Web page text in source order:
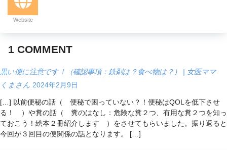
Website
1 COMMENT
黒い便に注意です！（確認事項：鉄剤は？食べ物は？） | 女医ママ
くまさん 2024年2月9日
[…] 以前便秘の話（ 便秘で困っていない？！便秘はQOLを低下させ
る！ ）や糞の話（ 糞のはなし：危険な糞２つ、有用な糞２つを知っ
ておこう！絵本２冊紹介します ）をさせてもらいました。振り返ると
今回が３回目の便関係の話となります。 […]